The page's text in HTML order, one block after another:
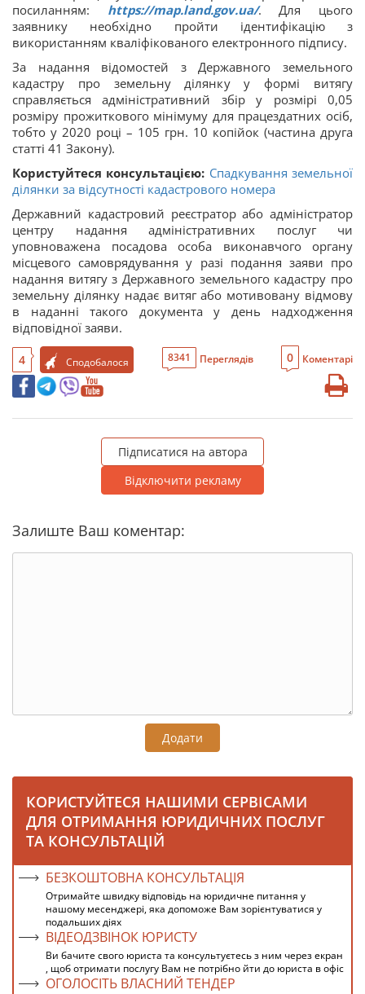
посиланням: https://map.land.gov.ua/. Для цього
заявнику необхідно пройти ідентифікацію з
використанням кваліфікованого електронного підпису.
За надання відомостей з Державного земельного
кадастру про земельну ділянку у формі витягу
справляється адміністративний збір у розмірі 0,05
розміру прожиткового мінімуму для працездатних осіб,
тобто у 2020 році – 105 грн. 10 копійок (частина друга
статті 41 Закону).
Користуйтеся консультацією: Спадкування земельної
ділянки за відсутності кадастрового номера
Державний кадастровий реєстратор або адміністратор
центру надання адміністративних послуг чи
уповноважена посадова особа виконавчого органу
місцевого самоврядування у разі подання заяви про
надання витягу з Державного земельного кадастру про
земельну ділянку надає витяг або мотивовану відмову
в наданні такого документа у день надходження
відповідної заяви.
4 Сподобалося 8341 Переглядів 0 Коментарі
Підписатися на автора
Відключити рекламу
Залиште Ваш коментар:
Додати
КОРИСТУЙТЕСЯ НАШИМИ СЕРВІСАМИ
ДЛЯ ОТРИМАННЯ ЮРИДИЧНИХ ПОСЛУГ
ТА КОНСУЛЬТАЦІЙ
БЕЗКОШТОВНА КОНСУЛЬТАЦІЯ
Отримайте швидку відповідь на юридичне питання у
нашому месенджері, яка допоможе Вам зорієнтуватися у
подальших діях
ВІДЕОДЗВІНОК ЮРИСТУ
Ви бачите свого юриста та консультуєтесь з ним через екран
, щоб отримати послугу Вам не потрібно йти до юриста в офіс
ОГОЛОСІТЬ ВЛАСНИЙ ТЕНДЕР